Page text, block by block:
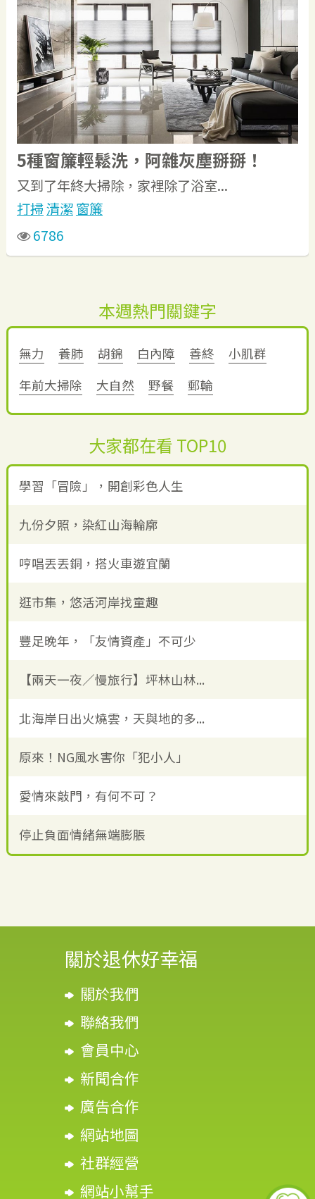
5種窗簾輕鬆洗，阿雜灰塵掰掰！
又到了年終大掃除，家裡除了浴室...
打掃清潔窗簾
6786
本週熱門關鍵字
無力 養肺 胡錦 白內障 善終
小肌群
年前大掃除
大自然 野餐 郵輪
大家都在看 TOP10
學習「冒險」，開創彩色人生
九份夕照，染紅山海輪廓
哼唱丟丟銅，搭火車遊宜蘭
逛市集，悠活河岸找童趣
豐足晚年，「友情資產」不可少
【兩天一夜／慢旅行】坪林山林...
北海岸日出火燒雲，天與地的多...
原來！NG風水害你「犯小人」
愛情來敲門，有何不可？
停止負面情緒無端膨脹
關於退休好幸福
關於我們
聯絡我們
會員中心
新聞合作
廣告合作
網站地圖
社群經營
網站小幫手